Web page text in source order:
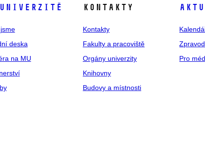
univerzitě
deska
na MU
Kontakty
Kontakty
Fakulty a pracoviště
Orgány univerzity
Knihovny
Budovy a místnosti
Pro